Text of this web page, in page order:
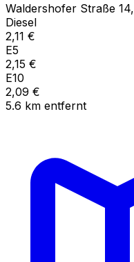
Waldershofer Straße 14,
Diesel
2,11 €
E5
2,15 €
E10
2,09 €
5.6 km entfernt